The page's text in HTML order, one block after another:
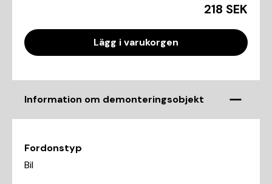
218 SEK
Lägg i varukorgen
Information om demonteringsobjekt
Fordonstyp
Bil